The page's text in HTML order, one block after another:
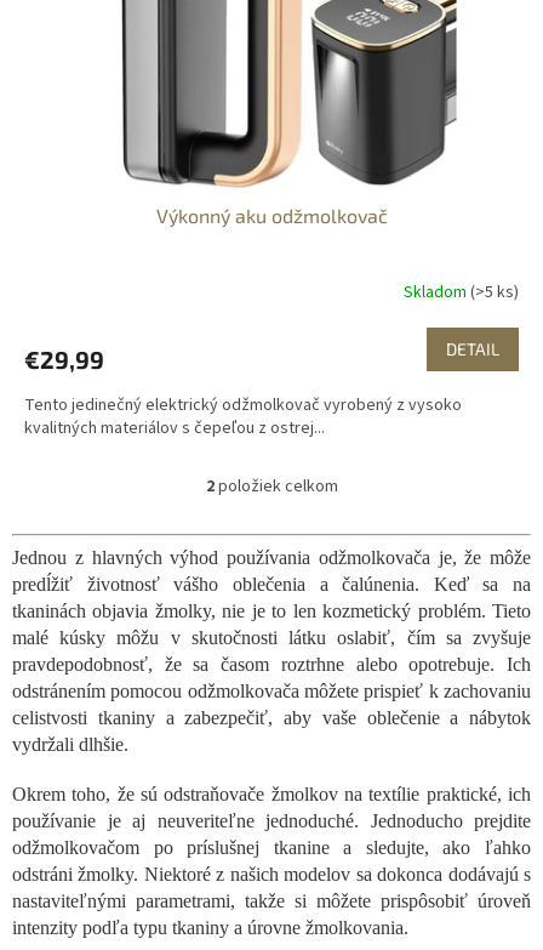
Výkonný aku odžmolkovač
Skladom (>5 ks)
€29,99 DETAIL
Tento jedinečný elektrický odžmolkovač vyrobený z vysoko
kvalitných materiálov s čepeľou z ostrej...
O
l
á
d
a
c
e
p
r
y
v
ý
p
i
s
u
2položiek celkom
Jednou z hlavných výhod používania odžmolkovača je, že môže
predĺžiť životnosť vášho oblečenia a čalúnenia. Keď sa na
tkaninách objavia žmolky, nie je to len kozmetický problém. Tieto
malé kúsky môžu v skutočnosti látku oslabiť, čím sa zvyšuje
pravdepodobnosť, že sa časom roztrhne alebo opotrebuje. Ich
odstránením pomocou odžmolkovača môžete prispieť k zachovaniu
celistvosti tkaniny a zabezpečiť, aby vaše oblečenie a nábytok
vydržali dlhšie.
Okrem toho, že sú odstraňovače žmolkov na textílie praktické, ich
používanie je aj neuveriteľne jednoduché. Jednoducho prejdite
odžmolkovačom po príslušnej tkanine a sledujte, ako ľahko
odstráni žmolky. Niektoré z našich modelov sa dokonca dodávajú s
nastaviteľnými parametrami, takže si môžete prispôsobiť úroveň
intenzity podľa typu tkaniny a úrovne žmolkovania.